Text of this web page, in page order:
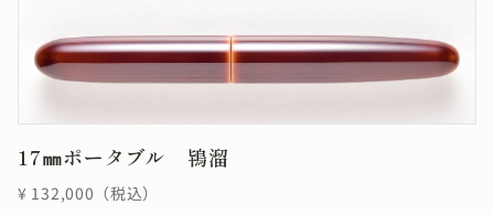
17㎜ポータブル 鴇溜
¥ 132,000（税込）